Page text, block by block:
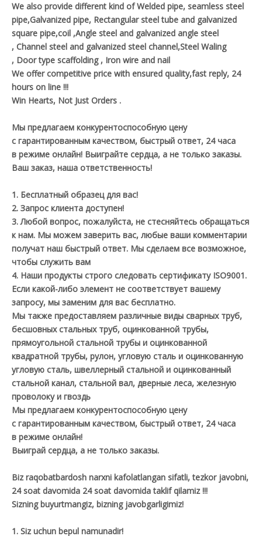
We also provide different kind of Welded pipe, seamless steel
pipe,Galvanized pipe, Rectangular steel tube and galvanized
square pipe,coil ,Angle steel and galvanized angle steel
, Channel steel and galvanized steel channel,Steel Waling
, Door type scaffolding , Iron wire and nail
We offer competitive price with ensured quality,fast reply, 24
hours on line !!!
Win Hearts, Not Just Orders .
Мы предлагаем конкурентоспособную цену
с гарантированным качеством, быстрый ответ, 24 часа
в режиме онлайн! Выиграйте сердца, а не только заказы.
Ваш заказ, наша ответственность!
1. Бесплатный образец для вас!
2. Запрос клиента доступен!
3. Любой вопрос, пожалуйста, не стесняйтесь обращаться
к нам. Мы можем заверить вас, любые ваши комментарии
получат наш быстрый ответ. Мы сделаем все возможное,
чтобы служить вам
4. Наши продукты строго следовать сертификату ISO9001.
Если какой-либо элемент не соответствует вашему
запросу, мы заменим для вас бесплатно.
Мы также предоставляем различные виды сварных труб,
бесшовных стальных труб, оцинкованной трубы,
прямоугольной стальной трубы и оцинкованной
квадратной трубы, рулон, угловую сталь и оцинкованную
угловую сталь, швеллерный стальной и оцинкованный
стальной канал, стальной вал, дверные леса, железную
проволоку и гвоздь
Мы предлагаем конкурентоспособную цену
с гарантированным качеством, быстрый ответ, 24 часа
в режиме онлайн!
Выиграй сердца, а не только заказы.
Biz raqobatbardosh narxni kafolatlangan sifatli, tezkor javobni,
24 soat davomida 24 soat davomida taklif qilamiz !!!
Sizning buyurtmangiz, bizning javobgarligimiz!
1. Siz uchun bepul namunadir!